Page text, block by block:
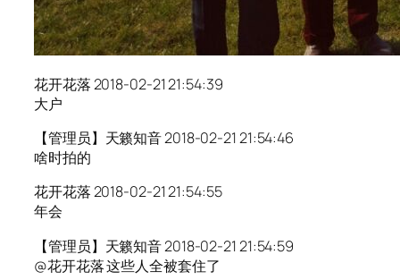
花开花落 2018-02-21 21:54:39
大户
【管理员】天籁知音 2018-02-21 21:54:46
啥时拍的
花开花落 2018-02-21 21:54:55
年会
【管理员】天籁知音 2018-02-21 21:54:59
@花开花落 这些人全被套住了